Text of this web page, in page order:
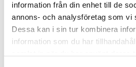
information från din enhet till de
annons- och analysföretag som vi
Dessa kan i sin tur kombinera
information som du har
website.
_cfuvid Elfsight
This
part of